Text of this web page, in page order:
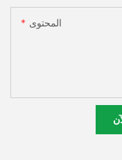
المحتوى